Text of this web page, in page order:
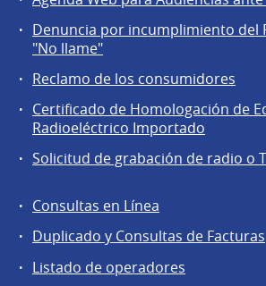
Servicios
comunidad
Denuncia por incumplimiento del
"No llame"
Reclamo de los consumidores
Certificado de Homologación de
Radioeléctrico Importado
Solicitud de grabación de radio o
Agentes
regulados
Consultas en Línea
Duplicado y Consultas de Facturas
Listado de operadores